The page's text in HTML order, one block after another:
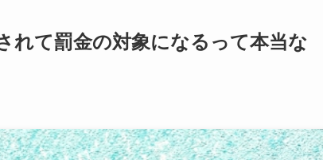
れて罰金の対象になるって本当な